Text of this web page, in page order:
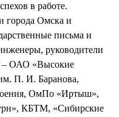
в работе.
города Омска и
письма и
руководители
– ОАО «Высокие
П. И. Баранова,
ОмПо «Иртыш»,
КБТМ, «Сибирские